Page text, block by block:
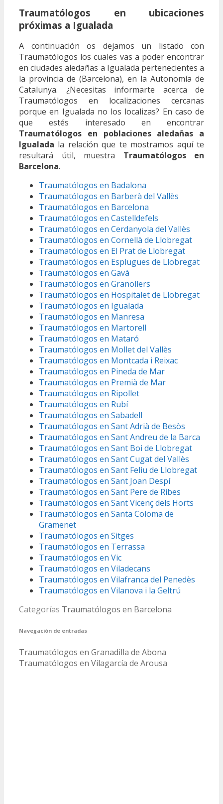
Traumatólogos en ubicaciones
próximas a Igualada
A continuación os dejamos un listado con
Traumatólogos los cuales vas a poder encontrar
en ciudades aledañas a Igualada pertenecientes a
la provincia de (Barcelona), en la Autonomía de
Catalunya. ¿Necesitas informarte acerca de
Traumatólogos en localizaciones cercanas
porque en Igualada no los localizas? En caso de
que estés interesado en encontrar
Traumatólogos en poblaciones aledañas a
Igualada la relación que te mostramos aquí te
resultará útil, muestra Traumatólogos en
Barcelona.
Traumatólogos en Badalona
Traumatólogos en Barberà del Vallès
Traumatólogos en Barcelona
Traumatólogos en Castelldefels
Traumatólogos en Cerdanyola del Vallès
Traumatólogos en Cornellà de Llobregat
Traumatólogos en El Prat de Llobregat
Traumatólogos en Esplugues de Llobregat
Traumatólogos en Gavà
Traumatólogos en Granollers
Traumatólogos en Hospitalet de Llobregat
Traumatólogos en Igualada
Traumatólogos en Manresa
Traumatólogos en Martorell
Traumatólogos en Mataró
Traumatólogos en Mollet del Vallès
Traumatólogos en Montcada i Reixac
Traumatólogos en Pineda de Mar
Traumatólogos en Premià de Mar
Traumatólogos en Ripollet
Traumatólogos en Rubí
Traumatólogos en Sabadell
Traumatólogos en Sant Adrià de Besòs
Traumatólogos en Sant Andreu de la Barca
Traumatólogos en Sant Boi de Llobregat
Traumatólogos en Sant Cugat del Vallès
Traumatólogos en Sant Feliu de Llobregat
Traumatólogos en Sant Joan Despí
Traumatólogos en Sant Pere de Ribes
Traumatólogos en Sant Vicenç dels Horts
Traumatólogos en Santa Coloma de
Gramenet
Traumatólogos en Sitges
Traumatólogos en Terrassa
Traumatólogos en Vic
Traumatólogos en Viladecans
Traumatólogos en Vilafranca del Penedès
Traumatólogos en Vilanova i la Geltrú
Categorías Traumatólogos en Barcelona
Navegación de entradas
Traumatólogos en Granadilla de Abona
Traumatólogos en Vilagarcía de Arousa